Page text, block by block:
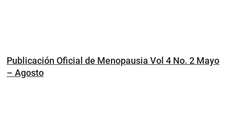
Publicación Oficial de Menopausia Vol 4 No. 2 Mayo
– Agosto